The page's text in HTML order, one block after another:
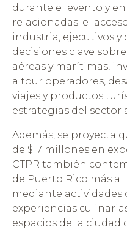
durante el evento y
relacionadas; el
industria, ejecutivos
decisiones clave
aéreas y marítimas,
a tour operadores,
viajes y productos
estrategias del sector
Además, se proyecta
de $17 millones en
CTPR también
de Puerto Rico más
mediante actividades
experiencias
espacios de la ciudad